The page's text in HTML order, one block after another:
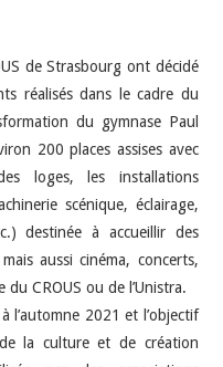
de Strasbourg ont décidé
réalisés dans le cadre du
du gymnase Paul
200 places assises avec
loges, les installations
scénique, éclairage,
destinée à accueillir des
aussi cinéma, concerts,
CROUS ou de l’Unistra.
l’automne 2021 et l’objectif
la culture et de création